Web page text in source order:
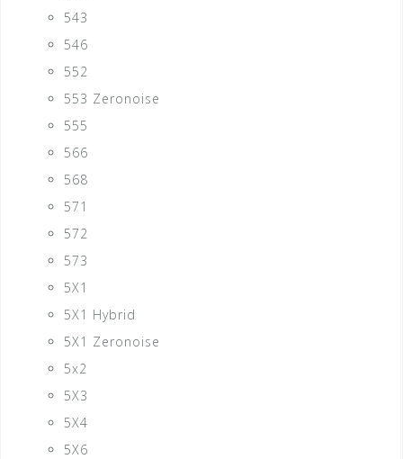
543
546
552
553 Zeronoise
555
566
568
571
572
573
5X1
5X1 Hybrid
5X1 Zeronoise
5x2
5X3
5X4
5X6